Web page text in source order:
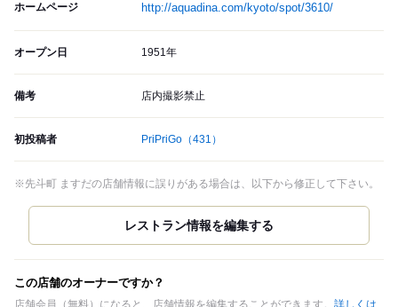
ホームページ http://aquadina.com/kyoto/spot/3610/
オープン日 1951年
備考 店内撮影禁止
初投稿者 PriPriGo （431）
※先斗町 ますだの店舗情報に誤りがある場合は、以下から修正して下さい。
この店舗のオーナーですか？